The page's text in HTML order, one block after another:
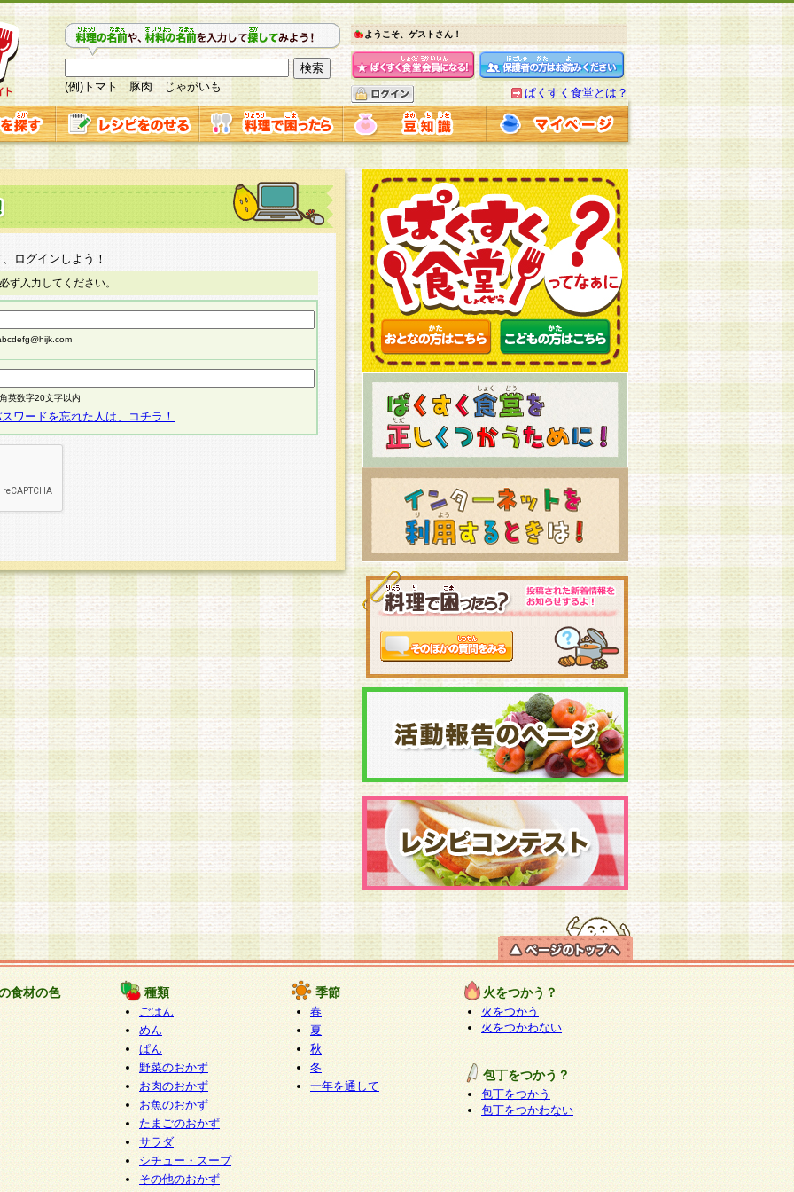
(例)トマト 豚肉 じゃがいも
ようこそ、ゲストさん！
ぱくすく食堂とは？
ログインしよう！
ず入力してください。
英数字20文字以内
ワードを忘れた人は、コチラ！
食材の色 種類
ごはん
めん
ぱん
野菜のおかず
お肉のおかず
お魚のおかず
たまごのおかず
サラダ
シチュー・スープ
その他のおかず
季節
春
夏
秋
冬
一年を通して
火をつかう？
火をつかう
火をつかわない
包丁をつかう？
包丁をつかう
包丁をつかわない